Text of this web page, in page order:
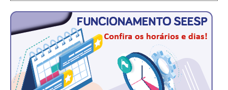
SEESP EDUCAÇÃO
PLATAFORMAS GRATUITAS
BENEFÍCIOS
APOSENTADORIA